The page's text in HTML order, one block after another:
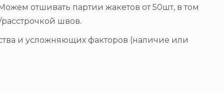
отшивать партии жакетов от 50шт, в том
швов.
и усложняющих факторов (наличие или